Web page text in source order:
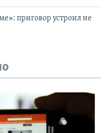
приговор устроил не